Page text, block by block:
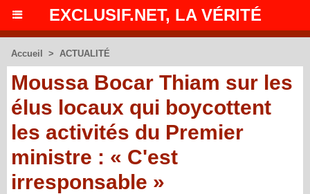
EXCLUSIF.NET, LA VÉRITÉ
Accueil > ACTUALITÉ
Moussa Bocar Thiam sur les
élus locaux qui boycottent
les activités du Premier
ministre : « C'est
irresponsable »